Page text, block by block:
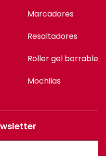
Marcadores
Resaltadores
Roller gel borrable
Mochilas